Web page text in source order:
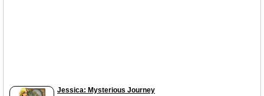
Jessica: Mysterious Journey